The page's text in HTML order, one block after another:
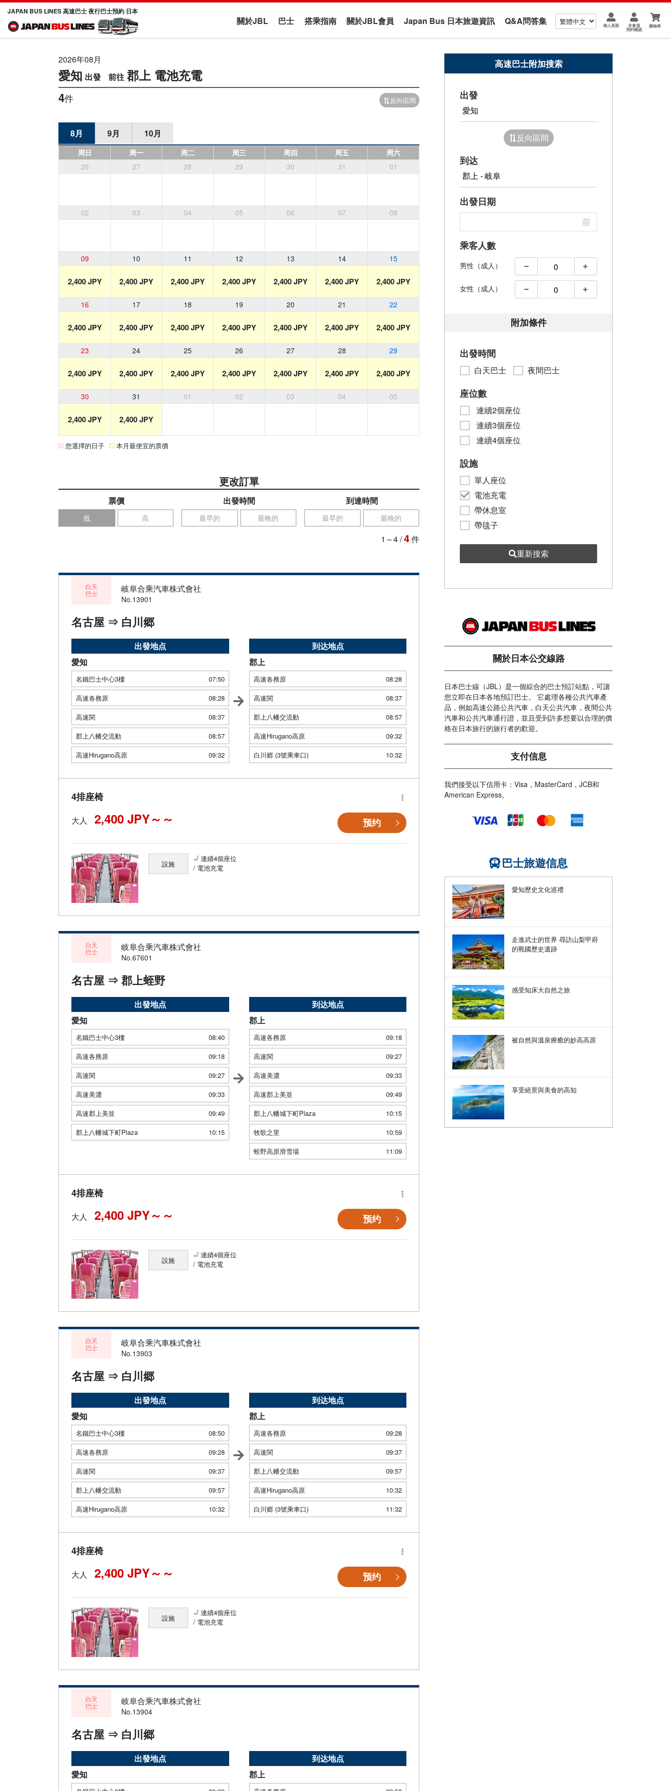
JAPAN BUS LINES 高速巴士 夜行巴士預約 日本
關於JBL 巴士 搭乘指南 關於JBL會員 Japan Bus 日本旅遊資訊 Q&A問答集 個人頁面 非會員
預約確認
購物車
2026年08月
愛知 郡上 電池充電
4件 反向區間
8月 9月 10月
周日 周一 周二 周三 周四 周五
周六
26
27 28 29 30 31 01
02 03 04 05 06 07 08
09 10 11 12 13 14 15
2,400 JPY 2,400 JPY 2,400 JPY 2,400 JPY 2,400 JPY 2,400 JPY 2,400 JPY
16 17 18 19 20 21 22
2,400 JPY 2,400 JPY 2,400 JPY 2,400 JPY 2,400 JPY 2,400 JPY 2,400 JPY
23 24 25 26 27 28 29
2,400 JPY 2,400 JPY 2,400 JPY 2,400 JPY 2,400 JPY 2,400 JPY 2,400 JPY
30 31 01 02 03 04 05
2,400 JPY 2,400 JPY
您選擇的日子 本月最便宜的票價
更改訂單
票價
低 高
出發時間
最早的 最晚的
到達時間
最早的 最晚的
1～4/4件
白天
巴士 岐阜合乘汽車株式會社
No.13901
名古屋 ⇒ 白川郷
出發地点
愛知
名鐵巴士中心3樓
07:50
高速各務原
08:28
高速関
08:37
郡上八幡交流動
08:57
高速Hirugano高原
09:32
到达地点
郡上
高速各務原
08:28
高速関
08:37
郡上八幡交流動
08:57
高速Hirugano高原
09:32
白川郷 (3號乘車口)
10:32
4排座椅
大人 2,400 JPY～ 预约
設施
連續4個座位
/ 電池充電
白天
巴士 岐阜合乘汽車株式會社
No.67601
名古屋 ⇒ 郡上蛭野
出發地点
愛知
名鐵巴士中心3樓
08:40
高速各務原
09:18
高速関
09:27
高速美濃
09:33
高速郡上美並
09:49
郡上八幡城下町Plaza
10:15
到达地点
郡上
高速各務原
09:18
高速関
09:27
高速美濃
09:33
高速郡上美並
09:49
郡上八幡城下町Plaza
10:15
牧歌之里
10:59
蛭野高原滑雪場
11:09
4排座椅
大人 2,400 JPY～ 预约
設施
連續4個座位
/ 電池充電
白天
巴士 岐阜合乘汽車株式會社
No.13903
名古屋 ⇒ 白川郷
出發地点
愛知
名鐵巴士中心3樓
08:50
高速各務原
09:28
高速関
09:37
郡上八幡交流動
09:57
高速Hirugano高原
10:32
到达地点
郡上
高速各務原
09:28
高速関
09:37
郡上八幡交流動
09:57
高速Hirugano高原
10:32
白川郷 (3號乘車口)
11:32
4排座椅
大人 2,400 JPY～ 预约
設施
連續4個座位
/ 電池充電
白天
巴士 岐阜合乘汽車株式會社
No.13904
名古屋 ⇒ 白川郷
出發地点
愛知
到达地点
郡上
高速巴士附加搜索
出發
反向區間
到达
出發日期
乘客人數
男性（成人）
女性（成人）
附加條件
出發時間
白天巴士 夜間巴士
座位數
連續2個座位
連續3個座位
連續4個座位
設施
單人座位
電池充電
帶休息室
帶毯子
重新搜索
關於日本公交線路
日本巴士線（JBL）是一個綜合的巴士預訂站點，可讓
您立即在日本各地預訂巴士。 它處理各種公共汽車產
品，例如高速公路公共汽車，白天公共汽車，夜間公共
汽車和公共汽車通行證，並且受到許多想要以合理的價
格在日本旅行的旅行者的歡迎。
支付信息
我們接受以下信用卡：Visa，MasterCard，JCB和
American Express。
巴士旅遊信息
愛知歷史文化巡禮
走進武士的世界 尋訪山梨甲府
的戰國歷史遺跡
感受知床大自然之旅
被自然與溫泉療癒的妙高高原
享受絕景與美食的高知